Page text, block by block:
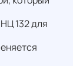
132 для